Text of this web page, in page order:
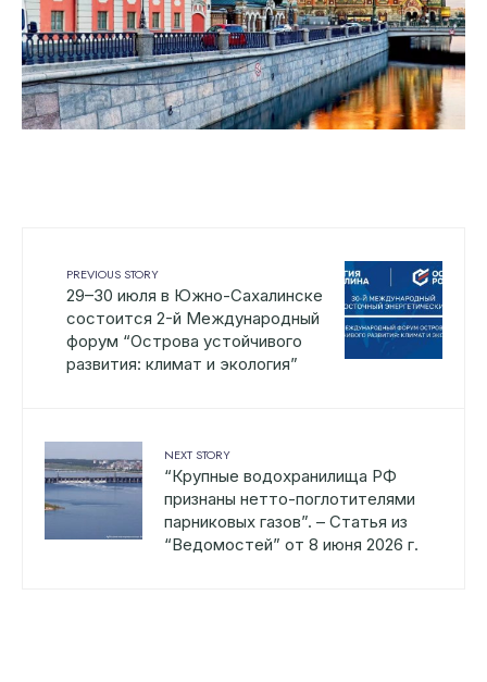
PREVIOUS STORY
29–30 июля в Южно-Сахалинске
состоится 2-й Международный
форум “Острова устойчивого
развития: климат и экология”
NEXT STORY
“Крупные водохранилища РФ
признаны нетто-поглотителями
парниковых газов”. – Статья из
“Ведомостей” от 8 июня 2026 г.